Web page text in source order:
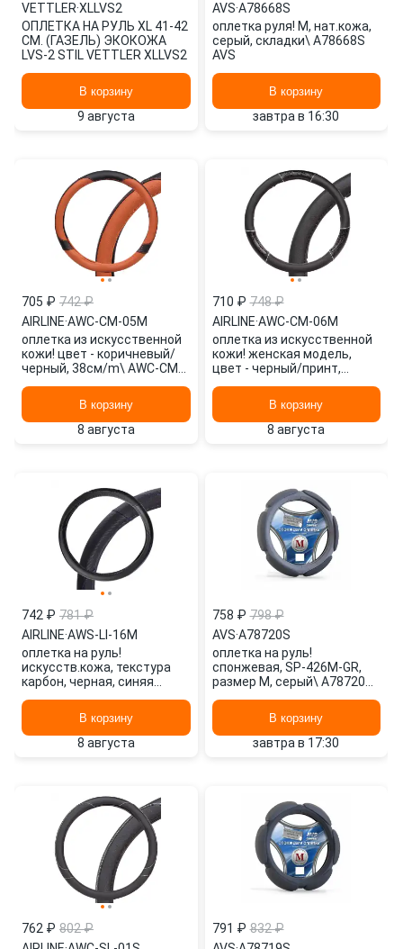
VETTLER·XLLVS2
ОПЛЕТКА НА РУЛЬ XL 41-42
СМ. (ГАЗЕЛЬ) ЭКОКОЖА
LVS-2 STIL VETTLER XLLVS2
В корзину
9 августа
AVS·A78668S
оплетка руля! М, нат.кожа,
серый, складки\ A78668S
AVS
В корзину
завтра в 16:30
705 ₽ 742 ₽
AIRLINE·AWC-CM-05M
оплетка из искусственной
кожи! цвет - коричневый/
черный, 38см/m\ AWC-CM-
В корзину
8 августа
710 ₽ 748 ₽
AIRLINE·AWC-CM-06M
оплетка из искусственной
кожи! женская модель,
цвет - черный/принт,
AIRLINE
В корзину
8 августа
742 ₽ 781 ₽
AIRLINE·AWS-LI-16M
оплетка на руль!
искусств.кожа, текстура
карбон, черная, синяя
16M AIRLINEВ корзину
8 августа
758 ₽ 798 ₽
AVS·A78720S
оплетка на руль!
спонжевая, SP-426M-GR,
размер M, серый\ A78720S
В корзину
завтра в 17:30
762 ₽ 802 ₽
791 ₽ 832 ₽